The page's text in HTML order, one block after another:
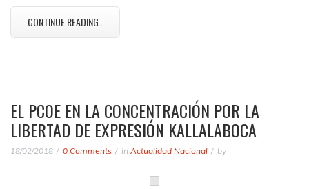
CONTINUE READING..
EL PCOE EN LA CONCENTRACIÓN POR LA
LIBERTAD DE EXPRESIÓN KALLALABOCA
18/02/2018 0 Comments in Actualidad Nacional by